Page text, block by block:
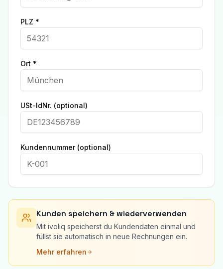
PLZ *
Ort *
USt-IdNr. (optional)
Kundennummer (optional)
Kunden speichern & wiederverwenden
Mit ivoliq speicherst du Kundendaten einmal und
füllst sie automatisch in neue Rechnungen ein.
Mehr erfahren